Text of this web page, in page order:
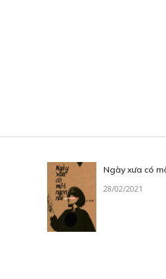
Ngày xưa có
28/02/2021